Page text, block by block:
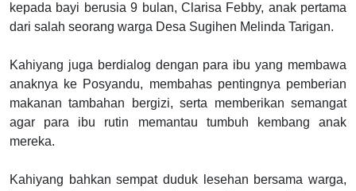
kepada bayi berusia 9 bulan, Clarisa Febby, anak pertama
dari salah seorang warga Desa Sugihen Melinda Tarigan.
Kahiyang juga berdialog dengan para ibu yang membawa
anaknya ke Posyandu, membahas pentingnya pemberian
makanan tambahan bergizi, serta memberikan semangat
agar para ibu rutin memantau tumbuh kembang anak
mereka.
Kahiyang bahkan sempat duduk lesehan bersama warga,